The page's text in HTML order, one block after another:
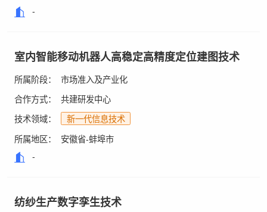
-
室内智能移动机器人高稳定高精度定位建图技术
所属阶段： 市场准入及产业化
合作方式： 共建研发中心
技术领域： 新一代信息技术
所属地区：
安徽省-蚌埠市
-
纺纱生产数字孪生技术